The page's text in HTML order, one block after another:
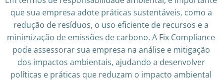
que sua empresa adote práticas sustentáveis, como a
redução de resíduos, o uso eficiente de recursos e a
minimização de emissões de carbono. A Fix Compliance
pode assessorar sua empresa na análise e mitigação
dos impactos ambientais, ajudando a desenvolver
políticas e práticas que reduzam o impacto ambiental